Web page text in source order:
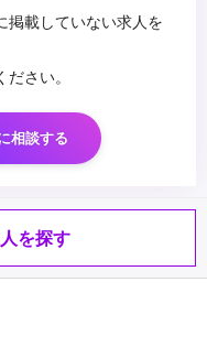
掲載していない求人を
さい。
相談する
を探す